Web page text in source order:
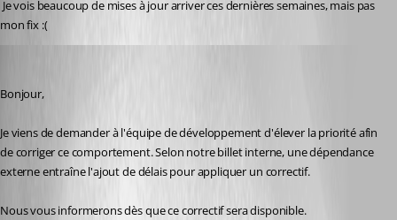
mon fix :(
Bonjour,
Je viens de demander à l'équipe de développement d'élever la priorité afin
de corriger ce comportement. Selon notre billet interne, une dépendance
externe entraîne l'ajout de délais pour appliquer un correctif.
Nous vous informerons dès que ce correctif sera disponible.